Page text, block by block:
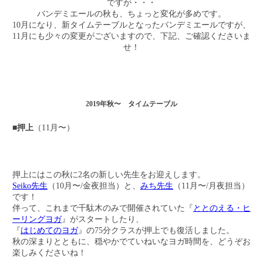
ですが・・・
バンデミエールの秋も、ちょっと変化が多めです。
10月になり、新タイムテーブルとなったバンデミエールですが、
11月にも少々の変更がございますので、下記、ご確認くださいま
せ！
2019年秋〜 タイムテーブル
■押上（11月〜）
押上にはこの秋に2名の新しい先生をお迎えします。
Seiko先生 （10月〜/金夜担当）と、 みち先生 （11月〜/月夜担当）
です！
伴って、これまで千駄木のみで開催されていた『 ととのえる・ヒ
ーリングヨガ』がスタートしたり、
『 はじめてのヨガ』の75分クラスが押上でも復活しました。
秋の深まりとともに、穏やかでていねいなヨガ時間を、どうぞお
楽しみくださいね！